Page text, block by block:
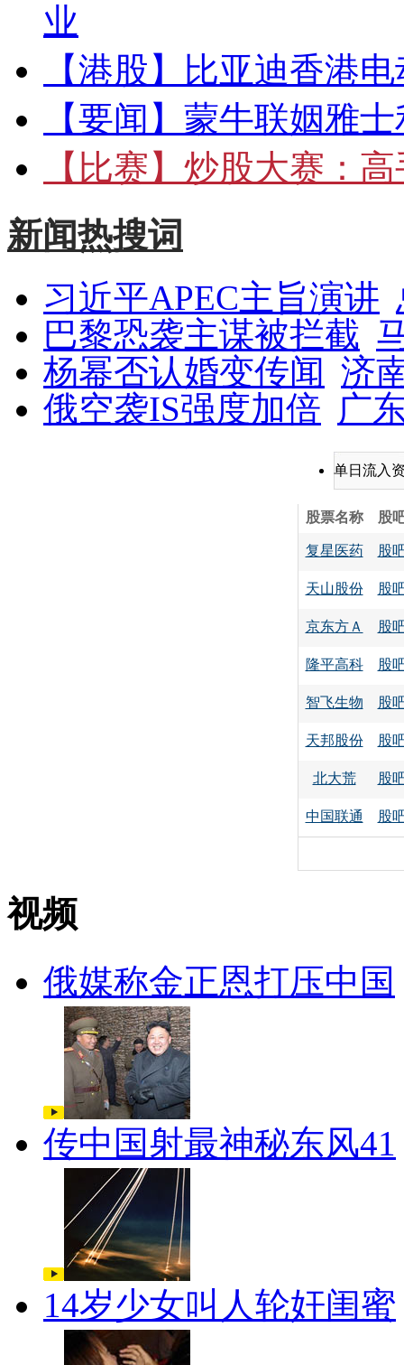
业
【港股】 比亚迪香港
【要闻】 蒙牛联姻雅
【比赛】 炒股大赛：高
新闻热搜词
习近平APEC主旨演讲
巴黎恐袭主谋被拦截
杨幂否认婚变传闻 济
俄空袭IS强度加倍 广
单日流入
股票名称 股
复星医药 股
天山股份 股
京东方Ａ 股
隆平高科 股
智飞生物 股
天邦股份 股
北大荒 股
中国联通 股
视频
俄媒称金正恩打压中国
传中国射最神秘东风41
14岁少女叫人轮奸闺蜜